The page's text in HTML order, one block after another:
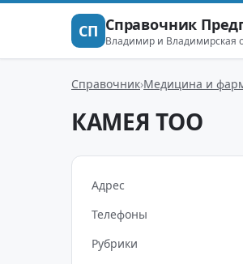
СП Справочник
Владимир и Владимирская
Справочник Медицина и
КАМЕЯ ТОО
Адрес
Телефоны
Рубрики